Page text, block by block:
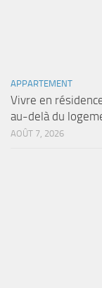
APPARTEMENT
Vivre en
au-delà du
AOÛT 7, 2026